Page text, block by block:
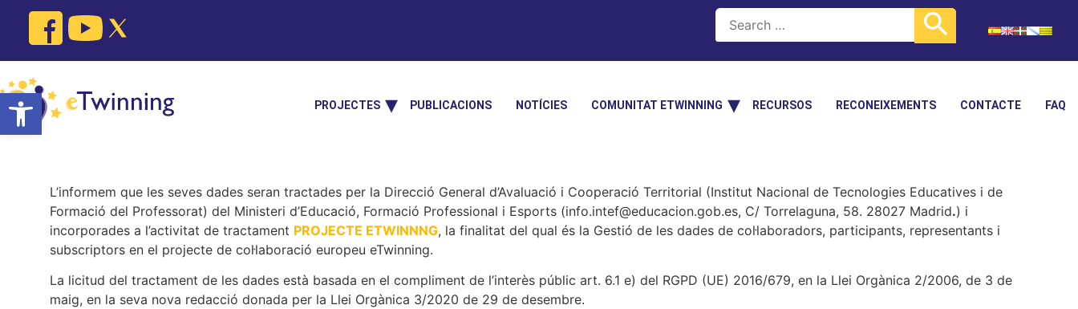
Open toolbar
content
PROJECTES PUBLICACIONS NOTÍCIES COMUNITAT ETWINNING RECURSOS RECONEIXEMENTS CONTACTE FAQ
L’informem que les seves dades seran tractades per la Direcció General d’Avaluació i Cooperació Territorial (Institut Nacional de Tecnologies Educatives i de
Formació del Professorat) del Ministeri d’Educació, Formació Professional i Esports (info.intef@educacion.gob.es, C/ Torrelaguna, 58. 28027 Madrid.) i
incorporades a l’activitat de tractament PROJECTE ETWINNNG, la finalitat del qual és la Gestió de les dades de col·laboradors, participants, representants i
subscriptors en el projecte de col·laboració europeu eTwinning.
La licitud del tractament de les dades està basada en el compliment de l’interès públic art. 6.1 e) del RGPD (UE) 2016/679, en la Llei Orgànica 2/2006, de 3 de
maig, en la seva nova redacció donada per la Llei Orgànica 3/2020 de 29 de desembre.